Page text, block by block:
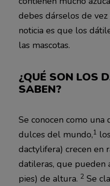
debes dárselos de
noticia es que los
las mascotas.
¿QUÉ SON LOS
SABEN?
Se conocen como una
dulces del mundo,1
dactylifera) crecen en
datileras, que pueden
pies) de altura. 2Se